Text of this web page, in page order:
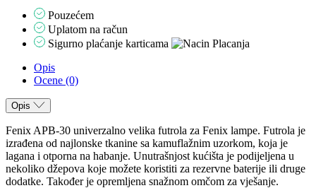
Pouzećem
Uplatom na račun
Sigurno plaćanje karticama
Opis
Ocene (0)
Opis
Fenix APB-30 univerzalno velika futrola za Fenix lampe. Futrola je
izrađena od najlonske tkanine sa kamuflažnim uzorkom, koja je
lagana i otporna na habanje. Unutrašnjost kućišta je podijeljena u
nekoliko džepova koje možete koristiti za rezervne baterije ili druge
dodatke. Također je opremljena snažnom omčom za vješanje.